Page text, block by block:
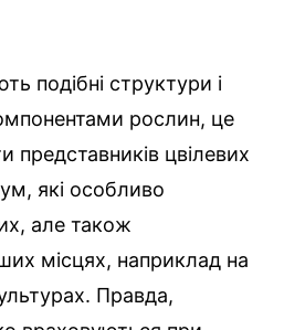
подібні структури і
рослин, це
представників цвілевих
які особливо
але також
місцях, наприклад на
Правда,